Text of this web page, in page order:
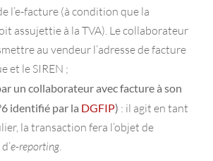
l’e-facture (à condition que la
assujettie à la TVA). Le collaborateur
au vendeur l’adresse de facture
et le SIREN ;
un collaborateur avec facture à son
identifié par la DGFIP) : il agit en tant
la transaction fera l’objet de
e-reporting